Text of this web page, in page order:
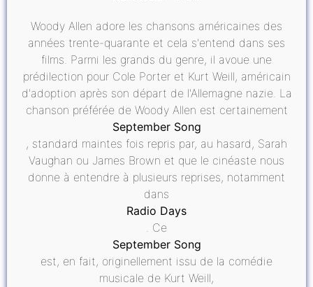
Woody Allen adore les chansons américaines des
années trente-quarante et cela s'entend dans ses
films. Parmi les grands du genre, il avoue une
prédilection pour Cole Porter et Kurt Weill, américain
d'adoption après son départ de l'Allemagne nazie. La
chanson préférée de Woody Allen est certainement
September Song
, standard maintes fois repris par, au hasard, Sarah
Vaughan ou James Brown et que le cinéaste nous
donne à entendre à plusieurs reprises, notamment
dans
Radio Days
. Ce
September Song
est, en fait, originellement issu de la comédie
musicale de Kurt Weill,